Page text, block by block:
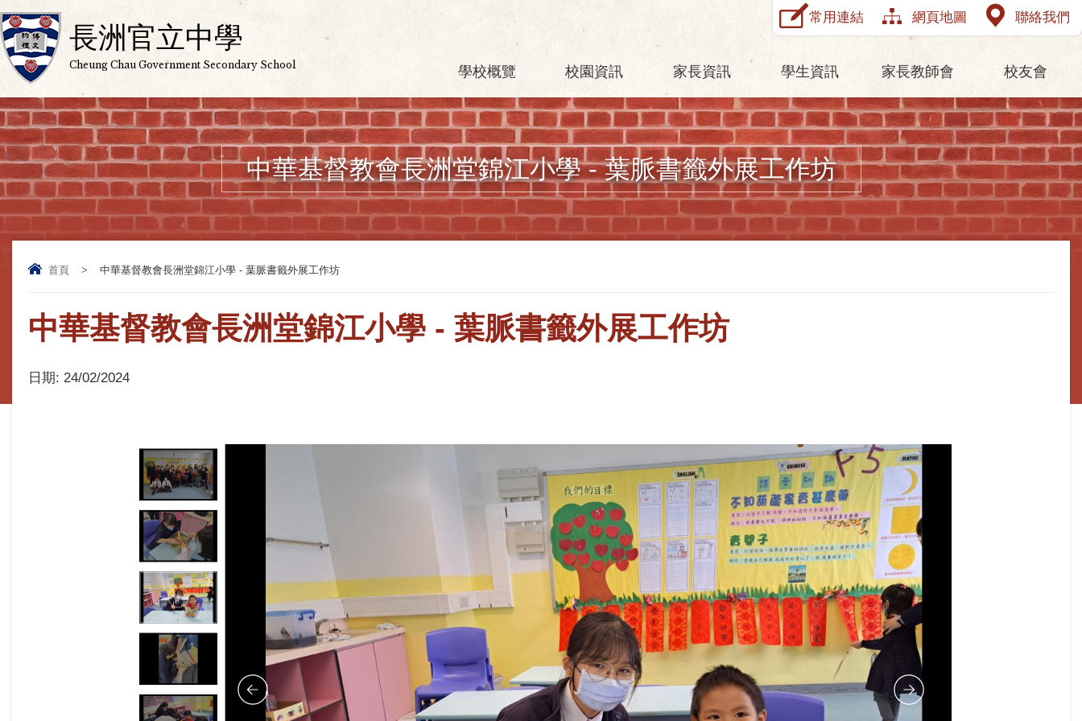
長洲官立中學
Cheung Chau Government Secondary School
常用連結 網頁地圖 聯絡我們
學校概覽 校園資訊 家長資訊 學生資訊 家長教師會 校友會
中華基督教會長洲堂錦江小學 - 葉脈書籤外展工作坊
首頁 > 中華基督教會長洲堂錦江小學 - 葉脈書籤外展工作坊
中華基督教會長洲堂錦江小學 - 葉脈書籤外展工作坊
日期: 24/02/2024